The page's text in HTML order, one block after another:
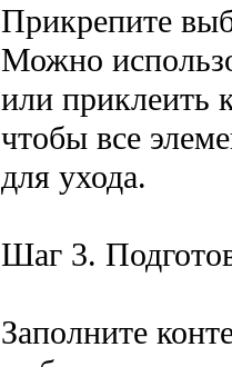
Прикрепите
Можно
или приклеить
чтобы все
для ухода.
Шаг 3.
Заполните